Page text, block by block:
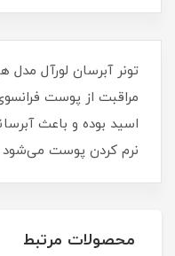
مراقبت از پوست
اسید بوده و باعث
نرم کردن پوست می‌شود
محصولات مرتبط